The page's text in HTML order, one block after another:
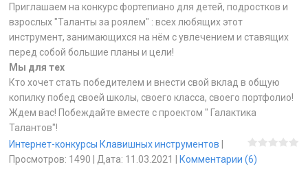
Приглашаем на конкурс фортепиано для детей, подростков и
взрослых "Таланты за роялем" : всех любящих этот
инструмент, занимающихся на нём с увлечением и ставящих
перед собой большие планы и цели!
Мы для тех
Кто хочет стать победителем и внести свой вклад в общую
копилку побед своей школы, своего класса, своего портфолио!
Ждем вас! Побеждайте вместе с проектом " Галактика
Талантов"!
Интернет-конкурсы Клавишных инструментов
Просмотров: 1490 Дата: 11.03.2021 Комментарии (6)